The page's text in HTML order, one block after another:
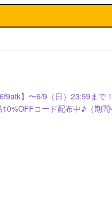
】〜6/9（日）23:59まで
10%OFFコード配布中♪（期